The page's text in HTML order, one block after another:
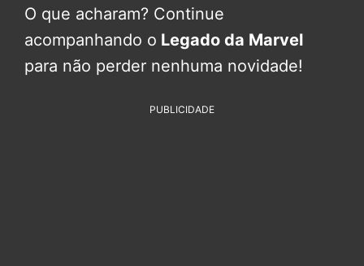
O que acharam? Continue
acompanhando o Legado da Marvel
para não perder nenhuma novidade!
PUBLICIDADE